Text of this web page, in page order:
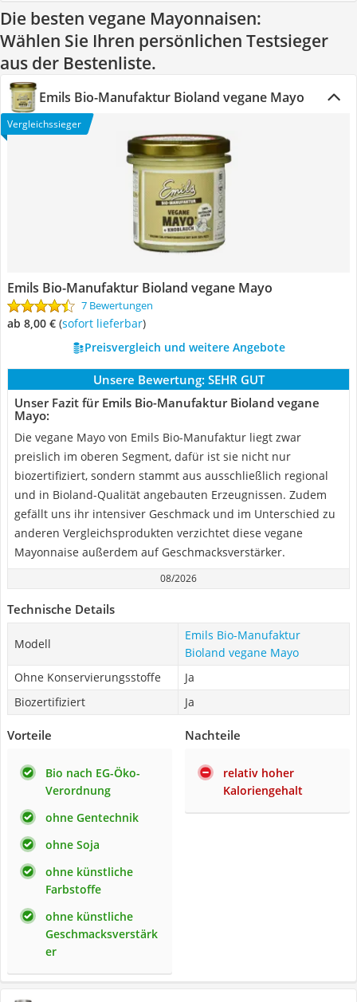
Die besten vegane Mayonnaisen:
Wählen Sie Ihren persönlichen Testsieger
aus der Bestenliste.
Emils Bio-Manufaktur Bioland vegane Mayo
Vergleichssieger
Emils Bio-Manufaktur Bioland vegane Mayo
7 Bewertungen
ab 8,00 € ( Sofort lieferbar)
Preisvergleich und weitere Angebote
Unsere Bewertung: SEHR GUT
Unser Fazit für Emils Bio-Manufaktur Bioland vegane
Mayo:
Die vegane Mayo von Emils Bio-Manufaktur liegt zwar
preislich im oberen Segment, dafür ist sie nicht nur
biozertifiziert, sondern stammt aus ausschließlich regional
und in Bioland-Qualität angebauten Erzeugnissen. Zudem
gefällt uns ihr intensiver Geschmack und im Unterschied zu
anderen Vergleichsprodukten verzichtet diese vegane
Mayonnaise außerdem auf Geschmacksverstärker.
08/2026
Technische Details
Modell
Emils Bio-Manufaktur
Bioland vegane Mayo
Ohne Konservierungsstoffe
Ja
Biozertifiziert
Ja
Vorteile
Bio nach EG-Öko-
Verordnung
ohne Gentechnik
ohne Soja
ohne künstliche
Farbstoffe
ohne künstliche
Geschmacksverstärk
er
Nachteile
relativ hoher
Kaloriengehalt